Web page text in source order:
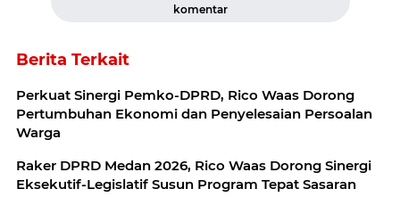
komentar
Berita Terkait
Perkuat Sinergi Pemko-DPRD, Rico Waas Dorong
Pertumbuhan Ekonomi dan Penyelesaian Persoalan
Warga
Raker DPRD Medan 2026, Rico Waas Dorong Sinergi
Eksekutif-Legislatif Susun Program Tepat Sasaran